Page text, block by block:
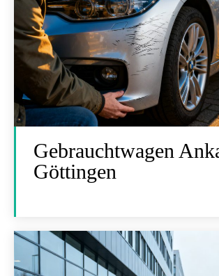
Gebrauchtwagen
Göttingen